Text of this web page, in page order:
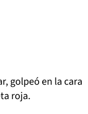
golpeó en la cara
roja.